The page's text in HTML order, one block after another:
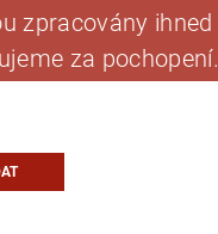
zpracovány
za